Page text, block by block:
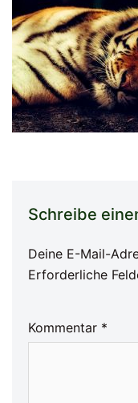
Schreibe
Deine E-Mail-
Erforderliche
Kommentar *